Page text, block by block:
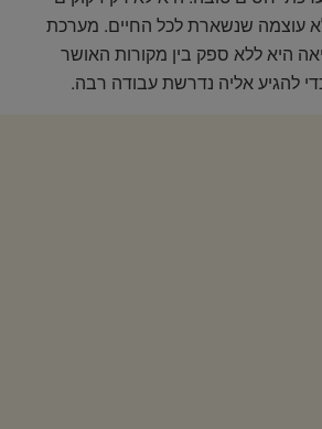
עוצמה שנשארת לכל החיים. מערכת
היא ללא ספק בין מקורות האושר
להגיע אליה נדרשת עבודה רבה.